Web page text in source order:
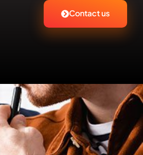
Contact us